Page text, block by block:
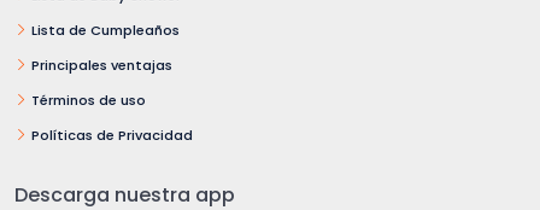
Lista de Cumpleaños
Principales ventajas
Términos de uso
Políticas de Privacidad
Descarga nuestra app